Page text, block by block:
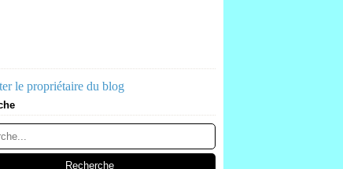
le propriétaire du blog